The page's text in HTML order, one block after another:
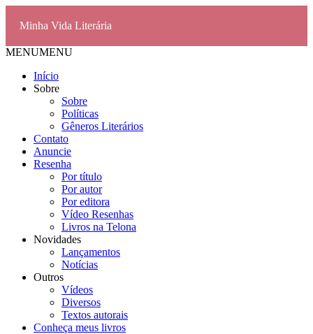
Minha Vida Literária
MENUMENU
Início
Sobre
Sobre
Políticas
Gêneros Literários
Contato
Anuncie
Resenha
Por título
Por autor
Por editora
Vídeo Resenhas
Livros na Telona
Novidades
Lançamentos
Notícias
Outros
Vídeos
Diversos
Textos autorais
Conheça meus livros